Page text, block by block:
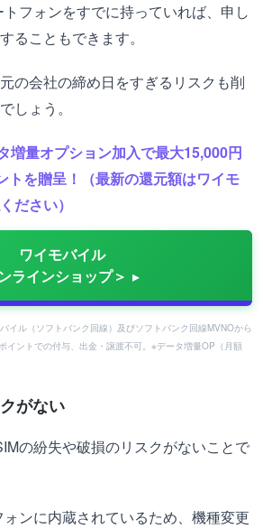
フォンをすでに持っていれば、申し
ることもできます。
の会社の締め日をすぎるリスクも削
しょう。
増量オプション加入で最大15,000円
トを贈呈！（最新の還元額はワイモ
ださい）
ワイモバイル
ラインショップ＞
イル（ソフトバンク回線）及びソフトバンク回線MVNOから
イントでの付与、出金・譲渡不可。※データ増量OP（月額
がない
の紛失や破損のリスクがないことで
ンに内蔵されているため、機種変更